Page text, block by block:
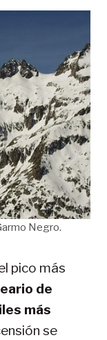
Negro.
pico más
de
más
se